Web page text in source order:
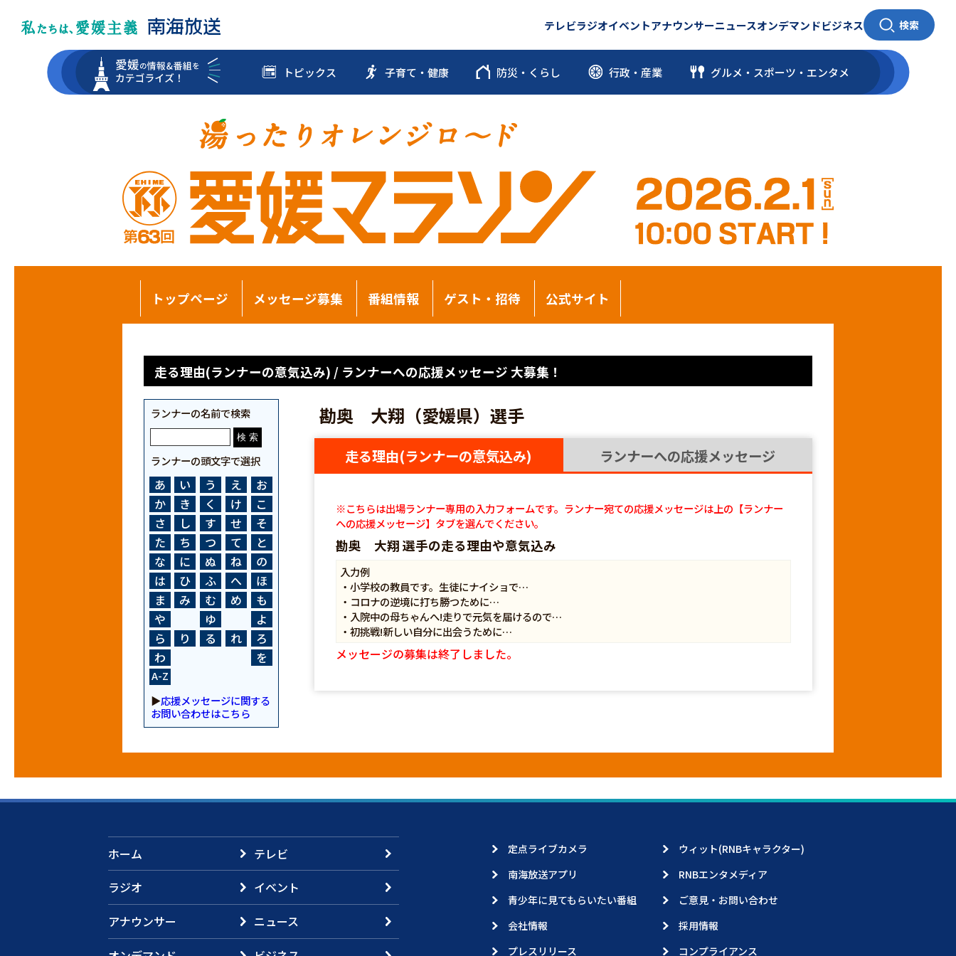
テレビラジオイベントアナウンサーニュースオンデマンドビジネス 検索
トピックス 子育て・健康 防災・くらし 行政・産業 グルメ・スポーツ ・ エンタメ
トップページ メッセージ募集 番組情報 ゲスト・招待 公式サイト
走る理由(ランナーの意気込み) / ランナーへの応援メッセージ 大募集！
ランナーの名前で検索
ランナーの頭文字で選択
あ い う え
お
か
き く け
こ
さ
し す せ
そ
た
ち つ て
と
な
に ぬ ね
の
は
ひ ふ へ
ほ
ま
み む め
も
や
ゆ
よ
ら
り る れ
ろ
わ
を
A-Z
▶応援メッセージに関する
お問い合わせはこちら
勘奥 大翔（愛媛県）選手
走る理由(ランナーの意気込み) ランナーへの応援メッセージ
※こちらは出場ランナー専用の入力フォームです。ランナー宛ての応援メッセージは上の【ランナー
への応援メッセージ】タブを選んでください。
勘奥 大翔 選手の走る理由や意気込み
入力例
・小学校の教員です。生徒にナイショで…
・コロナの逆境に打ち勝つために…
・入院中の母ちゃんへ!走りで元気を届けるので…
・初挑戦!新しい自分に出会うために…
メッセージの募集は終了しました。
ホーム
テレビ
ラジオ
イベント
アナウンサー
ニュース
定点ライブカメラ
ウィット(RNBキャラクター)
南海放送アプリ
RNBエンタメディア
青少年に見てもらいたい番組
ご意見・お問い合わせ
会社情報
採用情報
プレスリリース
コンプライアンス